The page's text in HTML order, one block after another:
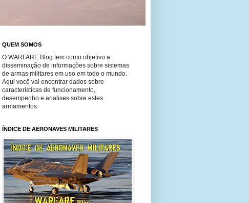
QUEM SOMOS
O WARFARE Blog tem como objetivo a
disseminação de informações sobre sistemas
de armas militares em uso em todo o mundo.
Aqui você vai encontrar dados sobre
características de funcionamento,
desempenho e analises sobre estes
armamentos.
ÍNDICE DE AERONAVES MILITARES